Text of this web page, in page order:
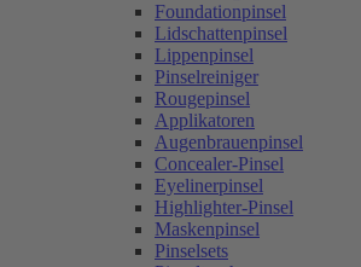
Foundationpinsel
Lidschattenpinsel
Lippenpinsel
Pinselreiniger
Rougepinsel
Applikatoren
Augenbrauenpinsel
Concealer-Pinsel
Eyelinerpinsel
Highlighter-Pinsel
Maskenpinsel
Pinselsets